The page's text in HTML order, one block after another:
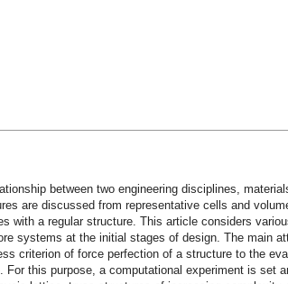
between two engineering disciplines,
are discussed from representative cells and
with a regular structure. This article considers
systems at the initial stages of design. The main
criterion of force perfection of a structure to the
For this purpose, a computational experiment is set